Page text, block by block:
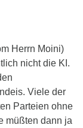
Herrn Moini)
nicht die KI.
Viele der
Parteien ohne
müßten dann ja